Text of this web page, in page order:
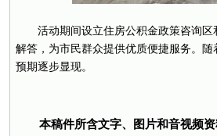
活动期间设立住房公积金政策咨询
解答，为市民群众提供优质便捷服务。
预期逐步显现。 (王海
本稿件所含文字、图片和音视频